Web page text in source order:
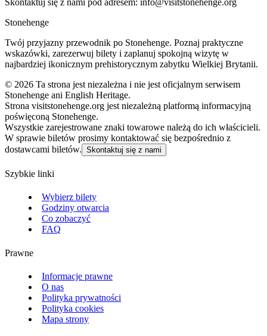
Stonehenge
Twój przyjazny przewodnik po Stonehenge. Poznaj praktyczne
wskazówki, zarezerwuj bilety i zaplanuj spokojną wizytę w
najbardziej ikonicznym prehistorycznym zabytku Wielkiej Brytanii.
© 2026 Ta strona jest niezależna i nie jest oficjalnym serwisem
Stonehenge ani English Heritage.
Strona visitstonehenge.org jest niezależną platformą informacyjną
poświęconą Stonehenge.
Wszystkie zarejestrowane znaki towarowe należą do ich właścicieli.
W sprawie biletów prosimy kontaktować się bezpośrednio z
dostawcami biletów. Skontaktuj się z nami
Szybkie linki
Wybierz bilety
Godziny otwarcia
Co zobaczyć
FAQ
Prawne
Informacje prawne
O nas
Polityka prywatności
Polityka cookies
Mapa strony